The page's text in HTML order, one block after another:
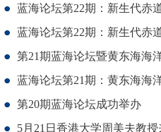
第20期蓝海论坛成功举办
5月21日香港大学周美夫教